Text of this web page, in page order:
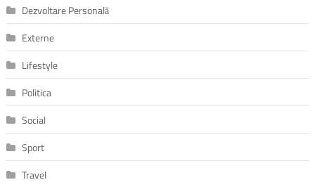
Dezvoltare Personală
Externe
Lifestyle
Politica
Social
Sport
Travel